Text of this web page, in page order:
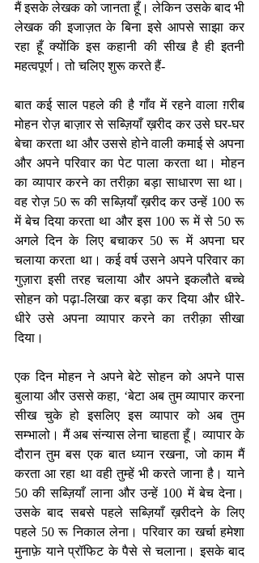
मैं इसके लेखक को जानता हूँ। लेकिन उसके बाद भी
लेखक की इजाज़त के बिना इसे आपसे साझा कर
रहा हूँ क्योंकि इस कहानी की सीख है ही इतनी
महत्वपूर्ण। तो चलिए शुरू करते हैं-
बात कई साल पहले की है गाँव में रहने वाला ग़रीब
मोहन रोज़ बाज़ार से सब्ज़ियाँ ख़रीद कर उसे घर-घर
बेचा करता था और उससे होने वाली कमाई से अपना
और अपने परिवार का पेट पाला करता था। मोहन
का व्यापार करने का तरीक़ा बड़ा साधारण सा था।
वह रोज़ 50 रू की सब्ज़ियाँ ख़रीद कर उन्हें 100 रू
में बेच दिया करता था और इस 100 रू में से 50 रू
अगले दिन के लिए बचाकर 50 रू में अपना घर
चलाया करता था। कई वर्ष उसने अपने परिवार का
गुज़ारा इसी तरह चलाया और अपने इकलौते बच्चे
सोहन को पढ़ा-लिखा कर बड़ा कर दिया और धीरे-
धीरे उसे अपना व्यापार करने का तरीक़ा सीखा
दिया।
एक दिन मोहन ने अपने बेटे सोहन को अपने पास
बुलाया और उससे कहा, ‘बेटा अब तुम व्यापार करना
सीख चुके हो इसलिए इस व्यापार को अब तुम
सम्भालो। मैं अब संन्यास लेना चाहता हूँ। व्यापार के
दौरान तुम बस एक बात ध्यान रखना, जो काम मैं
करता आ रहा था वही तुम्हें भी करते जाना है। याने
50 की सब्ज़ियाँ लाना और उन्हें 100 में बेच देना।
उसके बाद सबसे पहले सब्ज़ियाँ ख़रीदने के लिए
पहले 50 रू निकाल लेना। परिवार का खर्चा हमेशा
मुनाफ़े याने प्रॉफिट के पैसे से चलाना। इसके बाद